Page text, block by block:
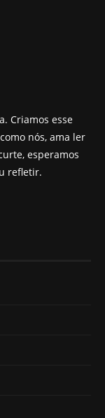
Criamos esse
nós, ama ler
esperamos
refletir.